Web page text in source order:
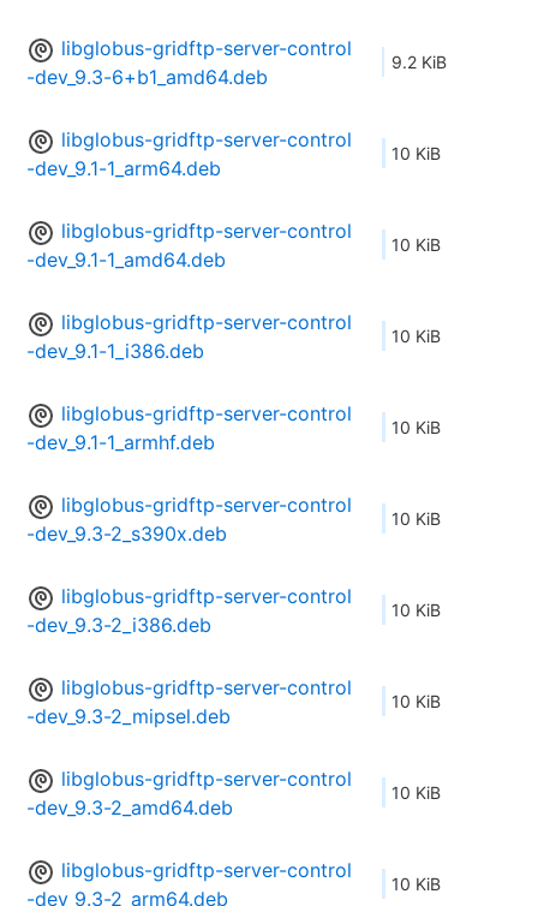
libglobus-gridftp-server-control
-dev_9.3-6+b1_amd64.deb
9.2 KiB
libglobus-gridftp-server-control
-dev_9.1-1_arm64.deb
10 KiB
libglobus-gridftp-server-control
-dev_9.1-1_amd64.deb
10 KiB
libglobus-gridftp-server-control
-dev_9.1-1_i386.deb
10 KiB
libglobus-gridftp-server-control
-dev_9.1-1_armhf.deb
10 KiB
libglobus-gridftp-server-control
-dev_9.3-2_s390x.deb
10 KiB
libglobus-gridftp-server-control
-dev_9.3-2_i386.deb
10 KiB
libglobus-gridftp-server-control
-dev_9.3-2_mipsel.deb
10 KiB
libglobus-gridftp-server-control
-dev_9.3-2_amd64.deb
10 KiB
libglobus-gridftp-server-control
-dev_9.3-2_arm64.deb
10 KiB